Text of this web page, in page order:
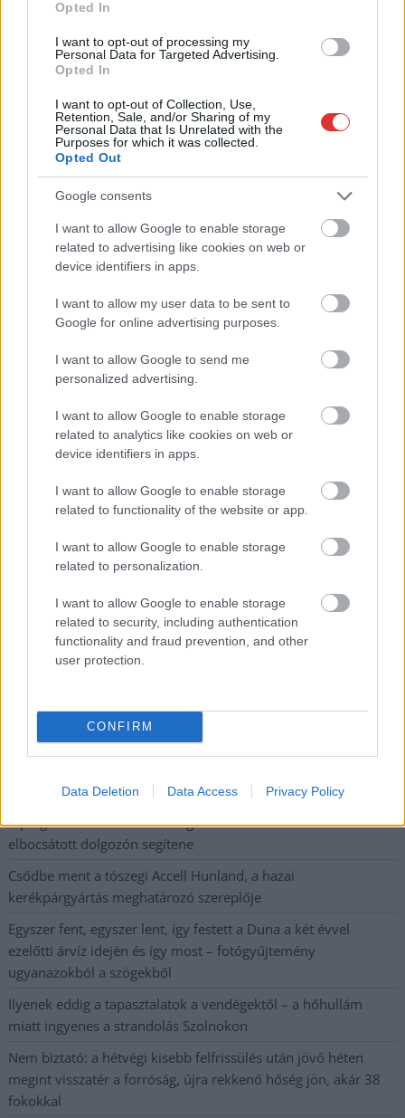
Opted In
I want to opt-out of processing my
Personal Data for Targeted Advertising.
Opted In
I want to opt-out of Collection, Use,
Retention, Sale, and/or Sharing of my
Personal Data that Is Unrelated with the
Purposes for which it was collected.
Opted Out
Google consents
I want to allow Google to enable storage
related to advertising like cookies on web or
device identifiers in apps.
I want to allow my user data to be sent to
Google for online advertising purposes.
I want to allow Google to send me
personalized advertising.
I want to allow Google to enable storage
related to analytics like cookies on web or
device identifiers in apps.
I want to allow Google to enable storage
related to functionality of the website or app.
I want to allow Google to enable storage
related to personalization.
I want to allow Google to enable storage
related to security, including authentication
functionality and fraud prevention, and other
user protection.
CONFIRM
Data Deletion Data Access Privacy Policy
üzemekben
Az idei év leglassabb növekedését hozta a június a
kiskereskedelemben
Györfi Mihály több tucat vállalkozással egyeztetett a
kerékpárgyár dolgozóinak megsegítéséről
41 fok fölé forrósodott az ország, Szolnokon pedig egy másik
rekord is megdőlt
Egy telefonhívást akart, végül rendőrök vitték el a mezőtúri
a közoktatásban – például az iskolaigazgatók visszakapják
munkáltatói jogaikat
Sok volt az igazolatlan hiányzás, Pócs János fizetéslevonást
kapott, más fideszesek még kevesebbet vittek haza
A Szolnok megyei gazdák nagyon nem akarták a JÉGER
további üzemeltetését
állapotban levő buszmegálló mutatja, hogy Szolnok mennyire
élhető város
Pénteken újra csökken a benzin és a gázolaj ára is
Napokon belül megválasztja az új köztársasági elnököt az
Országgyűlés
Kiterjedt tüzek pusztítanak az országban, köztük Karcagon
Harmadfokú hőségriasztás az országban: Szolnokon klímát
A zárkában rosszul lett, elájult – ilyen körülményekről
számoltak be a szolnoki börtönből
vasútvonal közlekedését
A polgármester a szolnoki cégekhez fordult: több száz
elbocsátott dolgozón segítene
Csődbe ment a tószegi Accell Hunland, a hazai
kerékpárgyártás meghatározó szereplője
Egyszer fent, egyszer lent, így festett a Duna a két évvel
ezelőtti árvíz idején és így most – fotógyűjtemény
ugyanazokból a szögekből
Ilyenek eddig a tapasztalatok a vendégektől – a hőhullám
miatt ingyenes a strandolás Szolnokon
Nem biztató: a hétvégi kisebb felfrissülés után jövő héten
megint visszatér a forróság, újra rekkenő hőség jön, akár 38
fokokkal